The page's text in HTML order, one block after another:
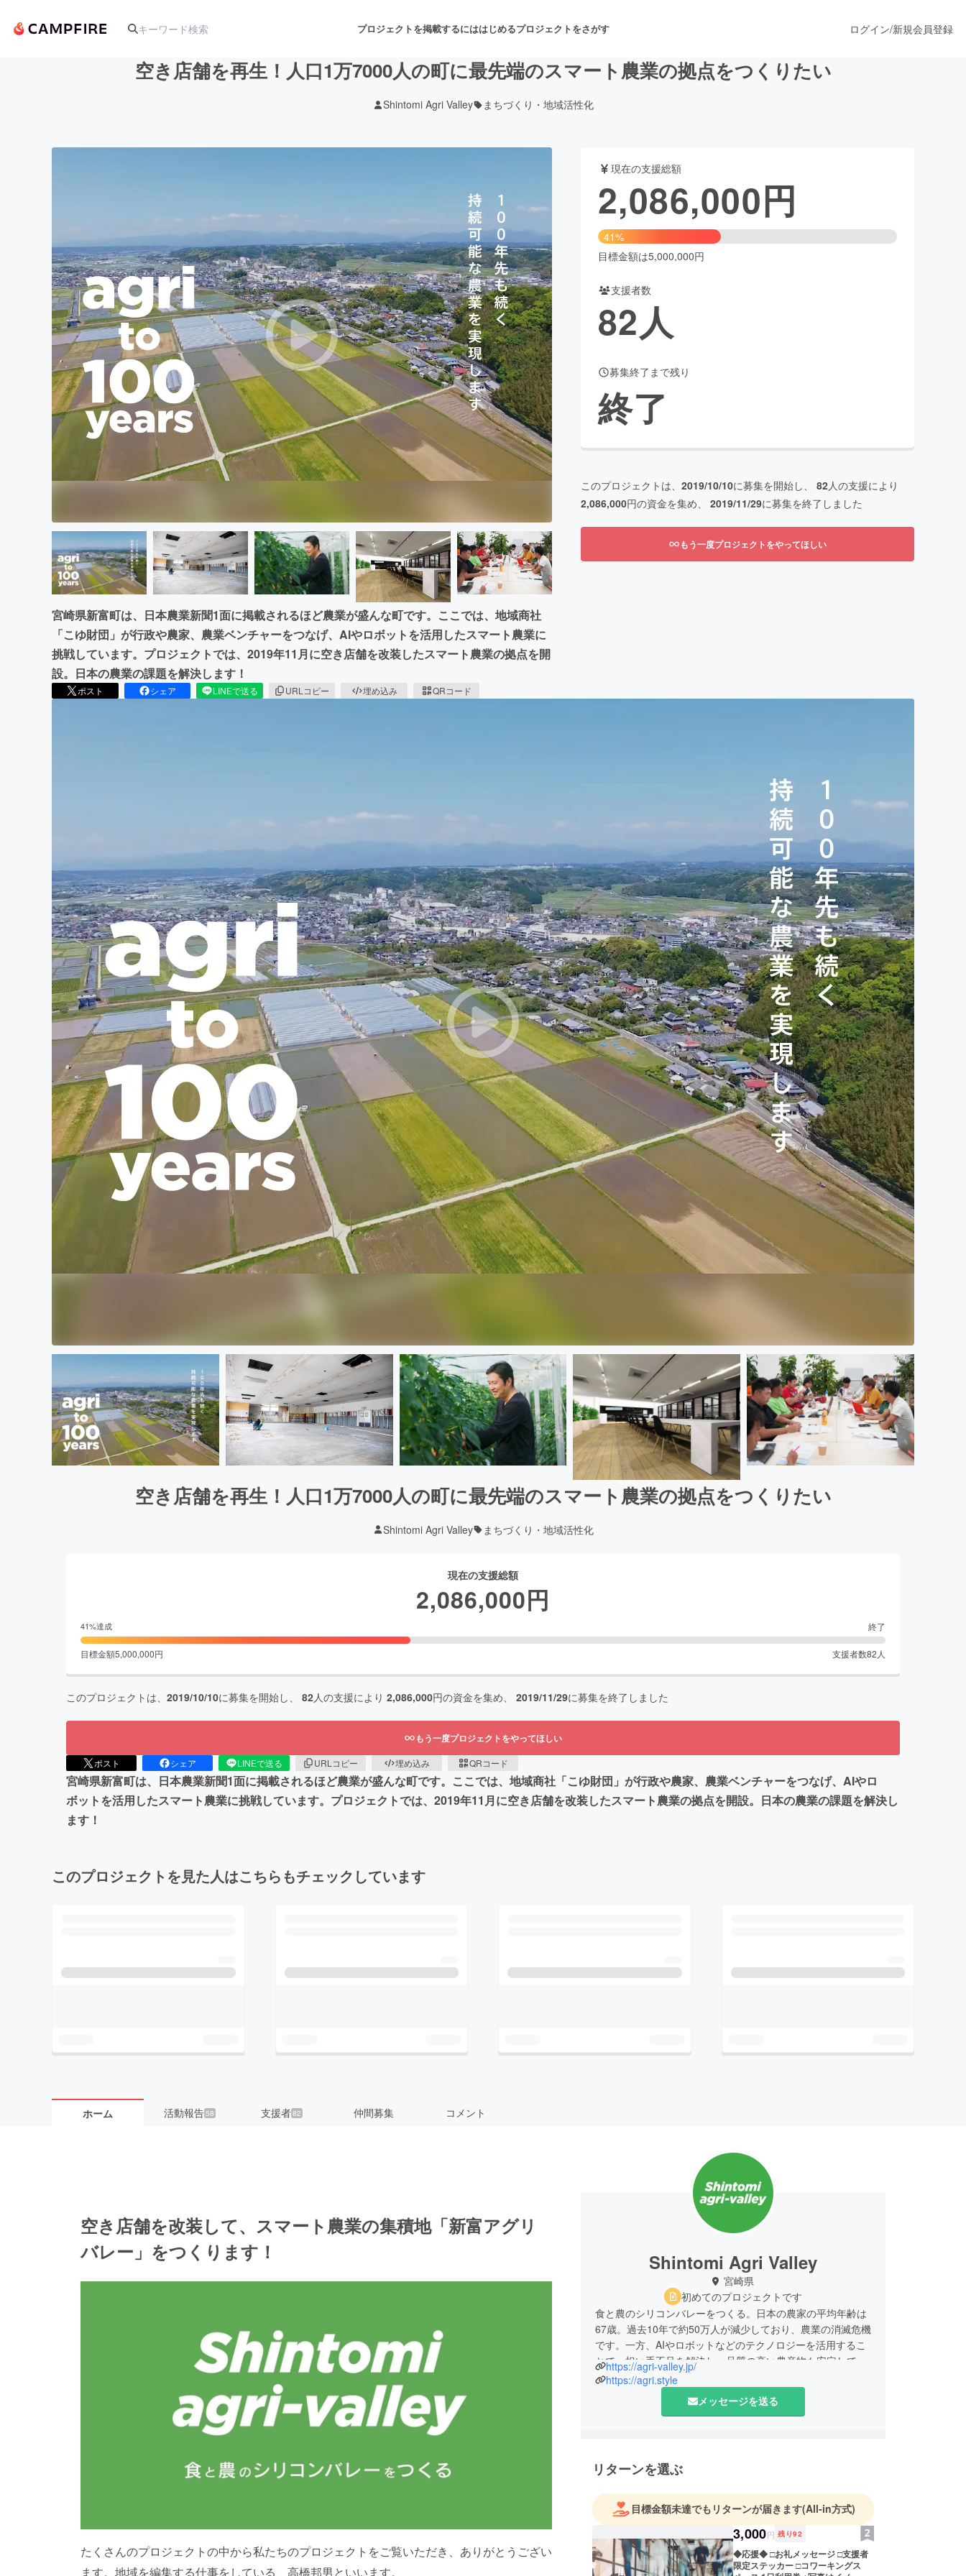
プロジェクトを掲載するにははじめるプロジェクトをさがす
舞台・パフォーマンス
テクノロジー・ガジェット ゲーム・サービス開発 フード・飲食店 ファッション
映像・映画 書籍・雑誌出版 アニメ・漫画
ビジネス・起業 チャレンジ ビューティー・ヘルスケア
まちづくり・地域活性化
CAMPFIRE for Social GoodCAMPFIRE Creation
CAMPFIREふるさと納税machi-yaコミュニティ
ログイン/新規会員登録
空き店舗を再生！人口1万7000人の町に最先端のスマート農業の拠点をつくりたい
Shintomi Agri Valley まちづくり・地域活性化
宮崎県新富町は、日本農業新聞1面に掲載されるほど農業が盛んな町です。ここでは、地域商社
「こゆ財団」が行政や農家、農業ベンチャーをつなげ、AIやロボットを活用したスマート農業に
挑戦しています。プロジェクトでは、2019年11月に空き店舗を改装したスマート農業の拠点を開
設。日本の農業の課題を解決します！
ポスト シェア LINEで送る URLコピー 埋め込み QRコード
現在の支援総額
2,086,000円
41%
目標金額は5,000,000円
支援者数
82人
募集終了まで残り
終了
このプロジェクトは、 2019/10/10に募集を開始し、 82人の支援により
2,086,000円の資金を集め、 2019/11/29に募集を終了しました
もう一度プロジェクトをやってほしい
空き店舗を再生！人口1万7000人の町に最先端のスマート農業の拠点をつくりたい
Shintomi Agri Valley まちづくり・地域活性化
現在の支援総額
2,086,000円
41%達成 終了
目標金額5,000,000円 支援者数82 人
このプロジェクトは、 2019/10/10に募集を開始し、 82人の支援により 2,086,000円の資金を集め、 2019/11/29に募集を終了しました
もう一度プロジェクトをやってほしい
ポスト シェア LINEで送る URLコピー 埋め込み QRコード
宮崎県新富町は、日本農業新聞1面に掲載されるほど農業が盛んな町です。ここでは、地域商社「こゆ財団」が行政や農家、農業ベンチャーをつなげ、AIやロ
ボットを活用したスマート農業に挑戦しています。プロジェクトでは、2019年11月に空き店舗を改装したスマート農業の拠点を開設。日本の農業の課題を解決し
ます！
このプロジェクトを見た人はこちらもチェックしています
ホーム 活動報告58 支援者82 仲間募集 コメント
空き店舗を改装して、スマート農業の集積地「新富アグリ
バレー」をつくります！
たくさんのプロジェクトの中から私たちのプロジェクトをご覧いただき、ありがとうござい
ます。地域を編集する仕事をしている、高橋邦男といいます。
Shintomi Agri Valley
宮崎県
初めてのプロジェクトです
食と農のシリコンバレーをつくる。日本の農家の平均年齢は
67歳。過去10年で約50万人が減少しており、農業の消滅危機
です。一方、AIやロボットなどのテクノロジーを活用するこ
とで、担い手不足を解決し、品質の高い農産物も安定して作
れる可能性が高まっています。宮崎県新富町にスマート農業
の研究開発拠点を作り、100年先まで持続できる農業を実現
https://agri-valley.jp/
https://agri.style
メッセージを送る
リターンを選ぶ
目標金額未達でもリターンが届きます(All-in方式)
3,000円 残り92
◆応援◆ □お礼メッセージ □支援者
限定ステッカー □コワーキングス